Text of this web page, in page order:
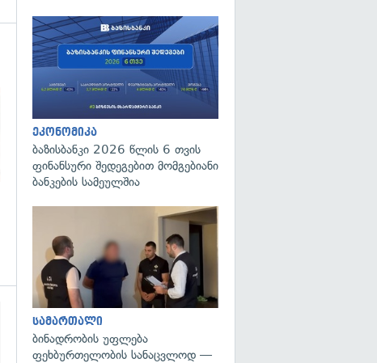
გადახედვა
ეკონომიკა
ბაზისბანკი 2026 წლის 6 თვის
ფინანსური შედეგებით მომგებიანი
ბანკების სამეულშია
სამართალი
ბინადრობის უფლება
ფეხბურთელობის სანაცვლოდ —